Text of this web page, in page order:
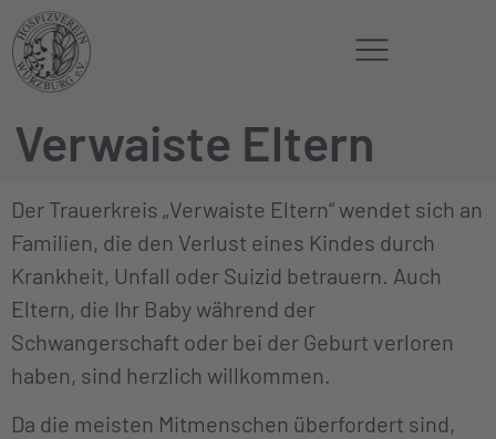
Verwaiste Eltern
Der Trauerkreis „Verwaiste Eltern“ wendet sich an
Familien, die den Verlust eines Kindes durch
Krankheit, Unfall oder Suizid betrauern. Auch
Eltern, die Ihr Baby während der
Schwangerschaft oder bei der Geburt verloren
haben, sind herzlich willkommen.
Da die meisten Mitmenschen überfordert sind,